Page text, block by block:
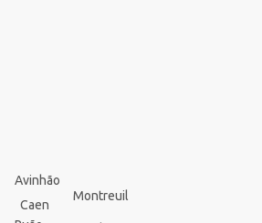
Caen
Montreuil
Avinhão